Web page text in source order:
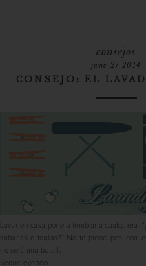
consejos
june 27 2014
CONSEJO: EL
Lavar en casa pone a temblar a cualquiera:
sábanas o toallas?” No te preocupes, con
no será una batalla.
Seguir leyendo…